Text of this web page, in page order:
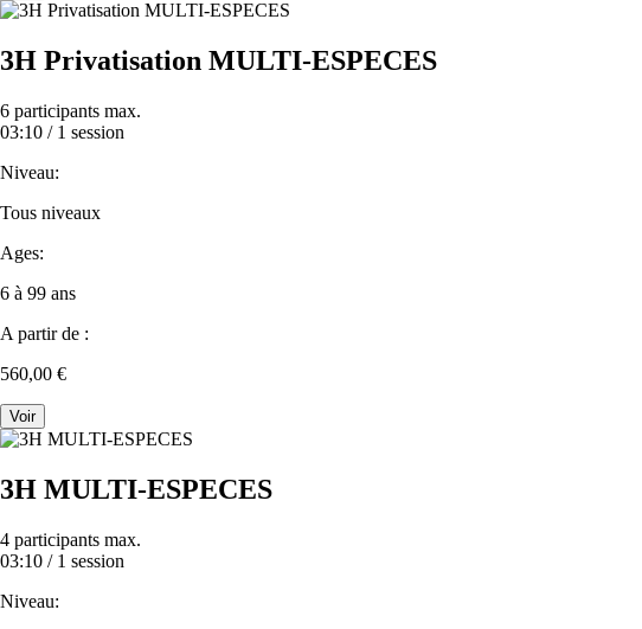
3H Privatisation MULTI-ESPECES
6 participants max.
03:10 / 1 session
Niveau:
Tous niveaux
Ages:
6 à 99 ans
A partir de :
560,00 €
Voir
3H MULTI-ESPECES
4 participants max.
03:10 / 1 session
Niveau: